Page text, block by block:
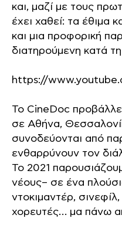
και, μαζί με τους
έχει χαθεί: τα έθιμα
και μια προφορική
διατηρούμενη κατά
https://
Το CineDoc
σε Αθήνα,
συνοδεύονται από
ενθαρρύνουν τον
Το 2021
νέους– σε ένα
ντοκιμαντέρ,
χορευτές… μα πάνω